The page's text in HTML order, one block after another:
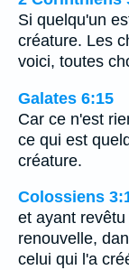
Si quelqu'un
créature. Les
voici, toutes
Galates 6:15
Car ce n'est
ce qui est
créature.
Colossiens
et ayant
renouvelle,
celui qui l'a